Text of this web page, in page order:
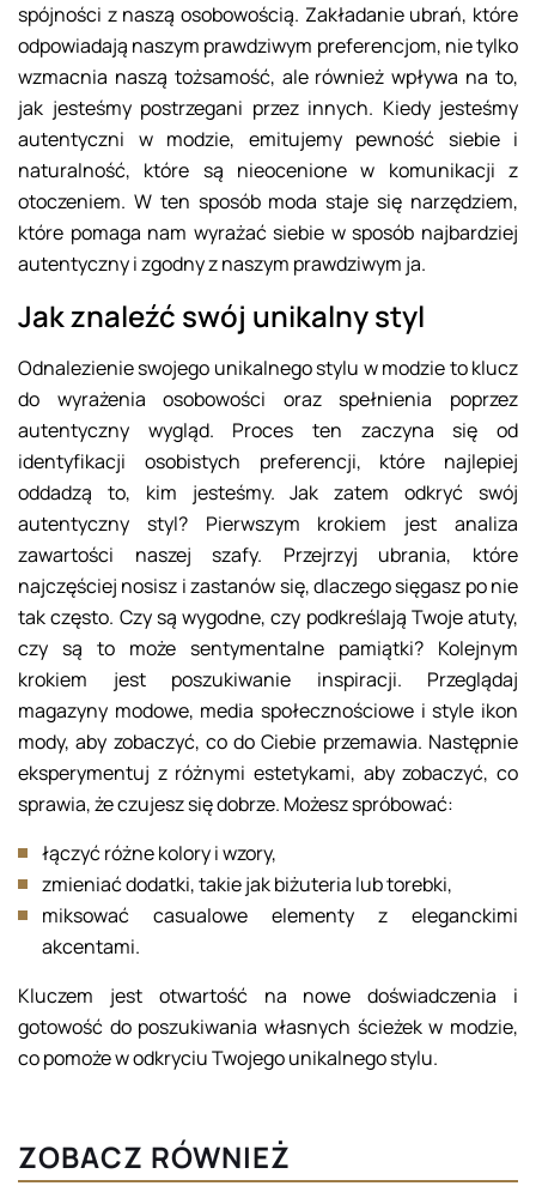
spójności z naszą osobowością. Zakładanie ubrań, które
odpowiadają naszym prawdziwym preferencjom, nie tylko
wzmacnia naszą tożsamość, ale również wpływa na to,
jak jesteśmy postrzegani przez innych. Kiedy jesteśmy
autentyczni w modzie, emitujemy pewność siebie i
naturalność, które są nieocenione w komunikacji z
otoczeniem. W ten sposób moda staje się narzędziem,
które pomaga nam wyrażać siebie w sposób najbardziej
autentyczny i zgodny z naszym prawdziwym ja.
Jak znaleźć swój unikalny styl
Odnalezienie swojego unikalnego stylu w modzie to klucz
do wyrażenia osobowości oraz spełnienia poprzez
autentyczny wygląd. Proces ten zaczyna się od
identyfikacji osobistych preferencji, które najlepiej
oddadzą to, kim jesteśmy. Jak zatem odkryć swój
autentyczny styl? Pierwszym krokiem jest analiza
zawartości naszej szafy. Przejrzyj ubrania, które
najczęściej nosisz i zastanów się, dlaczego sięgasz po nie
tak często. Czy są wygodne, czy podkreślają Twoje atuty,
czy są to może sentymentalne pamiątki? Kolejnym
krokiem jest poszukiwanie inspiracji. Przeglądaj
magazyny modowe, media społecznościowe i style ikon
mody, aby zobaczyć, co do Ciebie przemawia. Następnie
eksperymentuj z różnymi estetykami, aby zobaczyć, co
sprawia, że czujesz się dobrze. Możesz spróbować:
łączyć różne kolory i wzory,
zmieniać dodatki, takie jak biżuteria lub torebki,
miksować casualowe elementy z eleganckimi
akcentami.
Kluczem jest otwartość na nowe doświadczenia i
gotowość do poszukiwania własnych ścieżek w modzie,
co pomoże w odkryciu Twojego unikalnego stylu.
ZOBACZ RÓWNIEŻ